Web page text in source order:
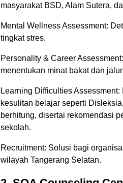
masyarakat BSD, Alam Sutera,
Mental Wellness Assessment:
tingkat stres.
Personality & Career
menentukan minat bakat dan
Learning Difficulties
kesulitan belajar seperti
berhitung, disertai rekomendasi
sekolah.
Recruitment: Solusi bagi
wilayah Tangerang Selatan.